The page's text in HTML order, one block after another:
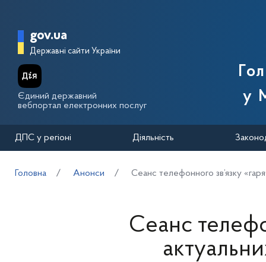
Головна сторінка Державної
gov.ua
Державні сайти України
Єдиний державний
вебпортал електронних послуг
у
ДПС у регіоні Діяльність
Головна Анонси Cеанс телефонного зв’язку
Cеанс